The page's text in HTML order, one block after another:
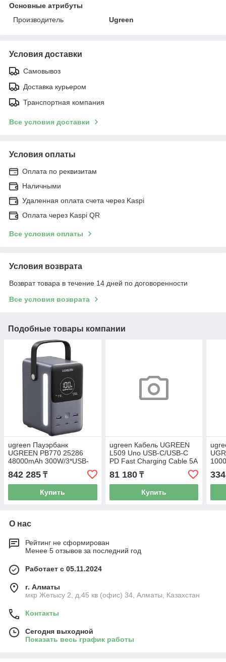
Основные атрибуты
Производитель
Ugreen
Условия доставки
Самовывоз
Доставка курьером
Транспортная компания
Все условия доставки
Условия оплаты
Оплата по реквизитам
Наличными
Удаленная оплата счета через Kaspi
Оплата через Kaspi QR
Все условия оплаты
Условия возврата
Возврат товара в течение 14 дней по договоренности
Все условия возврата
Подобные товары компании
ugreen Пауэрбанк
UGREEN PB770 25286
48000mAh 300W/3*USB-
C/2*USB-A Fast Charging
Power Bank
842 285 ₸
Купить
ugreen Кабель UGREEN
L509 Uno USB-C/USB-C
PD Fast Charging Cable 5A
Max 2m, 35512
81 180₸
Купить
О нас
Рейтинг не сформирован
Менее 5 отзывов за последний год
Работает с 05.11.2024
г. Алматы
мкр Жетысу 2, д.45 кв (офис) 34, Алматы, Казахстан
Контакты
Сегодня выходной
Показать весь график работы